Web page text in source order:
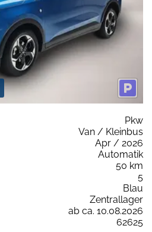
Pkw
Van / Kleinbus
Apr / 2026
Automatik
50 km
5
Blau
Zentrallager
ab ca. 10.08.2026
62625